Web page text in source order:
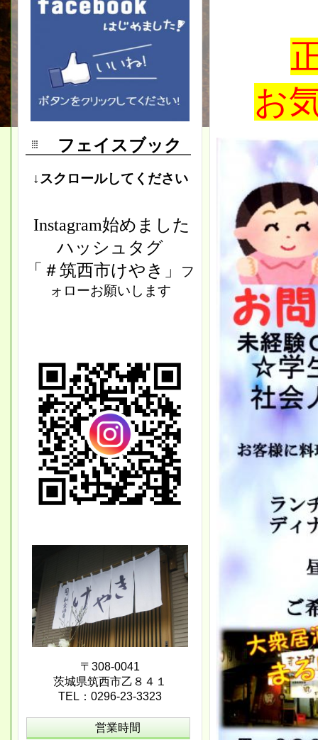
お
フェイスブック
↓スクロールしてください
Instagram始めました
ハッシュタグ
「＃筑西市けやき」
フ
ォローお願いします
〒308-0041
茨城県筑西市乙８４１
TEL：0296-23-3323
営業時間